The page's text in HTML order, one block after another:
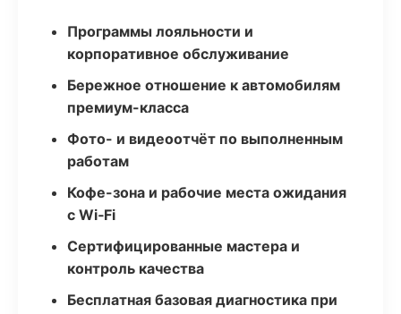
Программы лояльности и
корпоративное обслуживание
Бережное отношение к автомобилям
премиум-класса
Фото- и видеоотчёт по выполненным
работам
Кофе-зона и рабочие места ожидания
с Wi‑Fi
Сертифицированные мастера и
контроль качества
Бесплатная базовая диагностика при